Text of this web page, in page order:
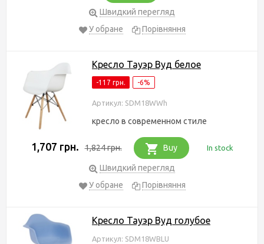
Швидкий перегляд
У обране
Порівняння
Кресло Тауэр Вуд белое
-117 грн. -6%
Артикул: SDM18WWh
кресло в современном стиле
1,707 грн. 1,824 грн. Buy In stock
Швидкий перегляд
У обране
Порівняння
Кресло Тауэр Вуд голубое
Артикул: SDM18WBLU